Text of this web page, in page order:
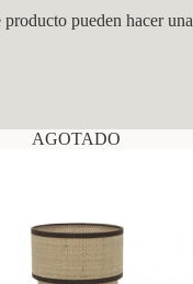
pueden hacer una
AGOTADO